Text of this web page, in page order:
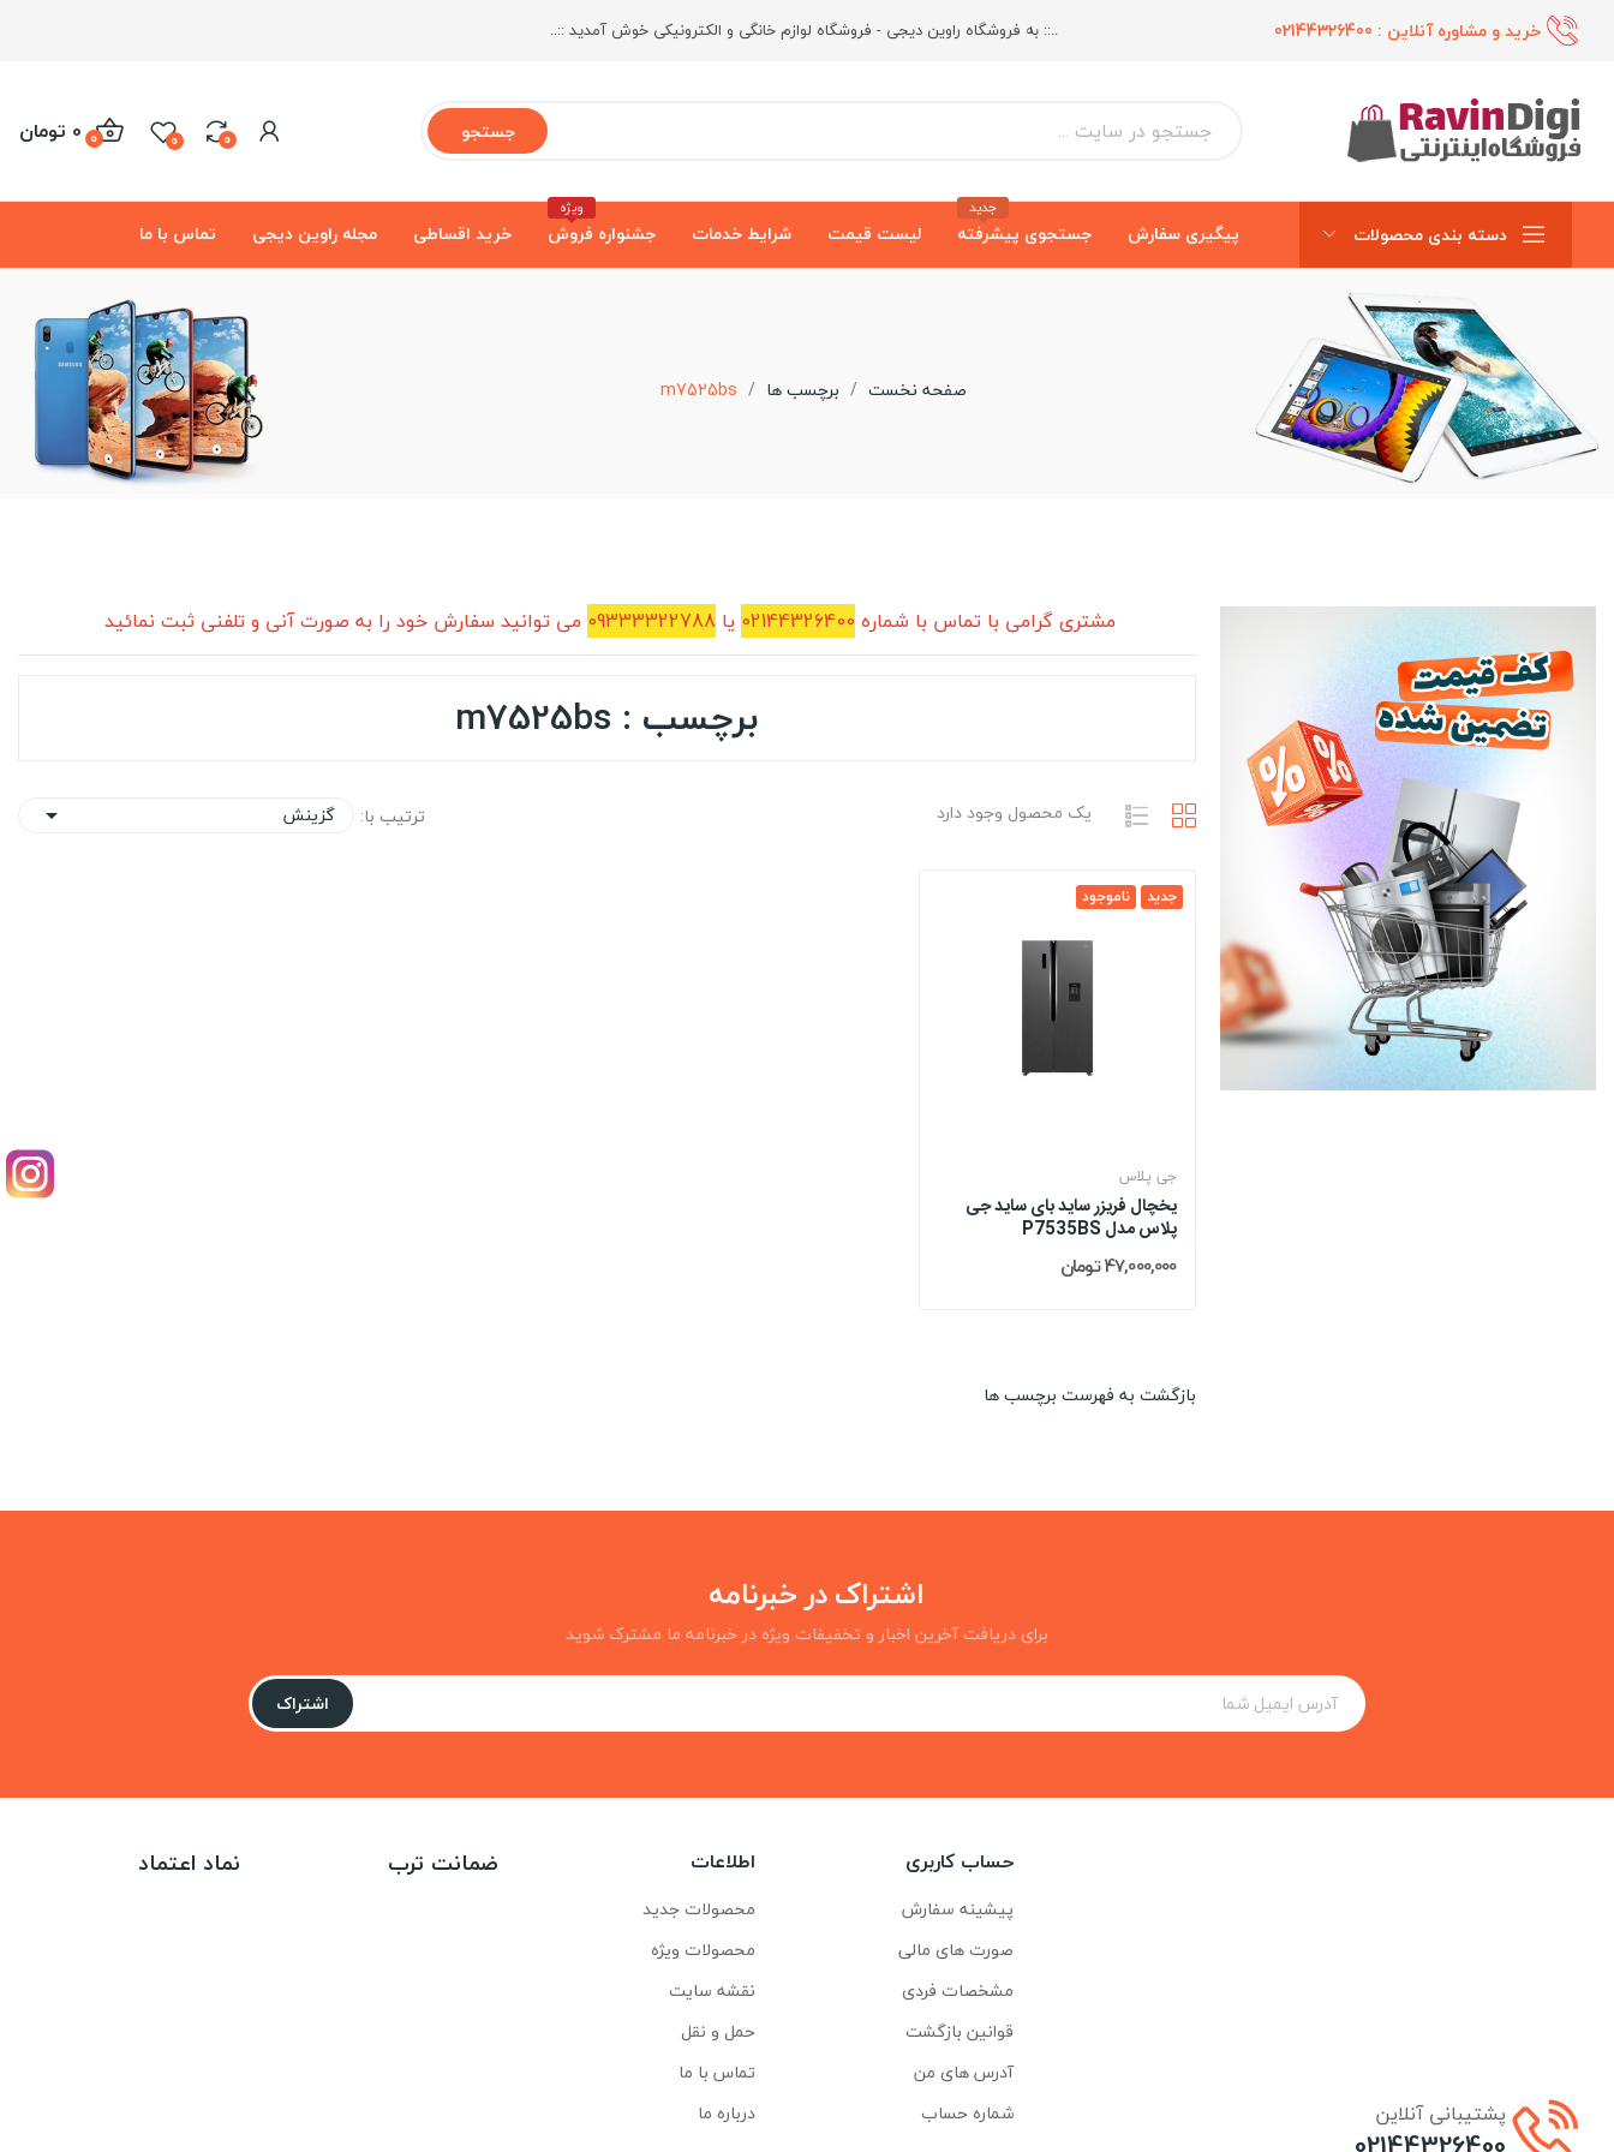
خرید و مشاوره آنلاین : 02144326400 ..:: به فروشگاه راوین دیجی - فروشگاه لوازم خانگی و الکترونیکی خوش آمدید ::..
جستجو 0
0 0 تومان 0
دسته بندی محصولات پیگیری سفارش جستجوی پیشرفته
جدید
لیست قیمت شرایط خدمات جشنواره فروش
ویژه
خرید اقساطی مجله راوین دیجی تماس با ما
صفحه نخست برچسب ها m7525bs
مشتری گرامی با تماس با شماره 02144326400 یا09333322788 می توانید سفارش خود را به صورت آنی و تلفنی ثبت نمائید
برچسب : m7525bs
یک محصول وجود دارد ترتیب با: گزینش 
جدید ناموجود
جی پلاس
یخچال فریزر ساید بای ساید جی
پلاس مدل P7535BS
47,000,000 تومان
بازگشت به فهرست برچسب ها
اشتراک در خبرنامه
برای دریافت آخرین اخبار و تخفیفات ویژه در خبرنامه ما مشترک شوید
اشتراک
پشتیبانی آنلاین
حساب کاربری
پیشینه سفارش
صورت های مالی
مشخصات فردی
قوانین بازگشت
آدرس های من
شماره حساب
اطلاعات
محصولات جدید
محصولات ویژه
نقشه سایت
حمل و نقل
تماس با ما
درباره ما
ضمانت ترب نماد اعتماد